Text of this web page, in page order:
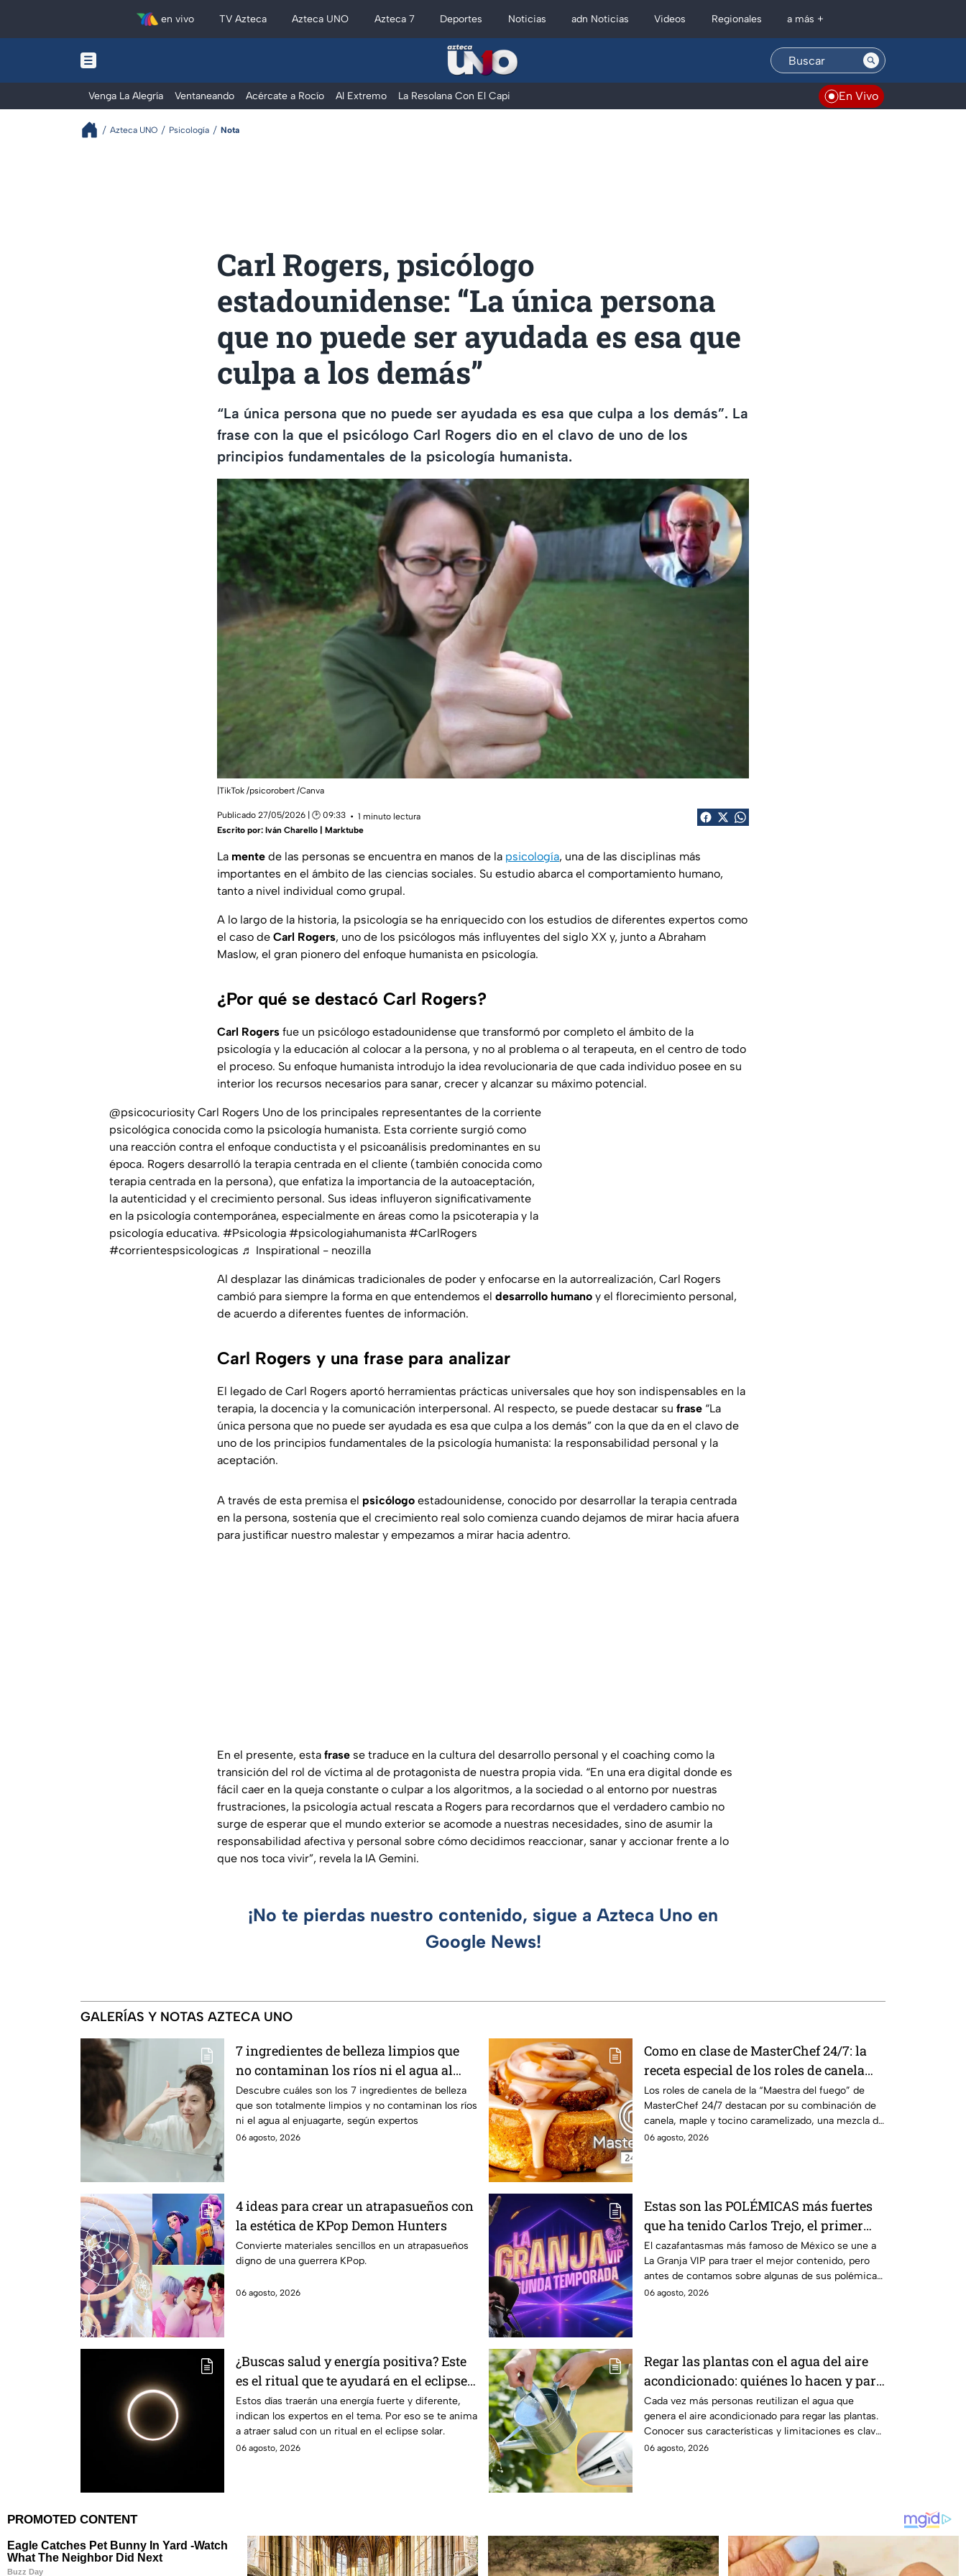
en vivo TV Azteca Azteca UNO Azteca 7 Deportes Noticias adn Noticias Videos Regionales a más +
Venga La Alegría Ventaneando Acércate a Rocío Al Extremo La Resolana Con El Capi En Vivo
Azteca UNO Psicología Nota
Carl Rogers, psicólogo
estadounidense: “La única persona
que no puede ser ayudada es esa que
culpa a los demás”
“La única persona que no puede ser ayudada es esa que culpa a los demás”. La
frase con la que el psicólogo Carl Rogers dio en el clavo de uno de los
principios fundamentales de la psicología humanista.
|TikTok /psicorobert /Canva
Publicado 27/05/2026 | 🕑 09:33
1 minuto lectura
Escrito por: Iván Charello | Marktube
La mente de las personas se encuentra en manos de la psicología, una de las disciplinas más
importantes en el ámbito de las ciencias sociales. Su estudio abarca el comportamiento humano,
tanto a nivel individual como grupal.
A lo largo de la historia, la psicología se ha enriquecido con los estudios de diferentes expertos como
el caso de Carl Rogers, uno de los psicólogos más influyentes del siglo XX y, junto a Abraham
Maslow, el gran pionero del enfoque humanista en psicología.
¿Por qué se destacó Carl Rogers?
Carl Rogers fue un psicólogo estadounidense que transformó por completo el ámbito de la
psicología y la educación al colocar a la persona, y no al problema o al terapeuta, en el centro de todo
el proceso. Su enfoque humanista introdujo la idea revolucionaria de que cada individuo posee en su
interior los recursos necesarios para sanar, crecer y alcanzar su máximo potencial.
@psicocuriosity Carl Rogers Uno de los principales representantes de la corriente
psicológica conocida como la psicología humanista. Esta corriente surgió como
una reacción contra el enfoque conductista y el psicoanálisis predominantes en su
época. Rogers desarrolló la terapia centrada en el cliente (también conocida como
terapia centrada en la persona), que enfatiza la importancia de la autoaceptación,
la autenticidad y el crecimiento personal. Sus ideas influyeron significativamente
en la psicología contemporánea, especialmente en áreas como la psicoterapia y la
psicología educativa. #Psicologia #psicologiahumanista #CarlRogers
#corrientespsicologicas ♬ Inspirational - neozilla
Al desplazar las dinámicas tradicionales de poder y enfocarse en la autorrealización, Carl Rogers
cambió para siempre la forma en que entendemos el desarrollo humano y el florecimiento personal,
de acuerdo a diferentes fuentes de información.
Carl Rogers y una frase para analizar
El legado de Carl Rogers aportó herramientas prácticas universales que hoy son indispensables en la
terapia, la docencia y la comunicación interpersonal. Al respecto, se puede destacar su frase “La
única persona que no puede ser ayudada es esa que culpa a los demás” con la que da en el clavo de
uno de los principios fundamentales de la psicología humanista: la responsabilidad personal y la
aceptación.
A través de esta premisa el psicólogo estadounidense, conocido por desarrollar la terapia centrada
en la persona, sostenía que el crecimiento real solo comienza cuando dejamos de mirar hacia afuera
para justificar nuestro malestar y empezamos a mirar hacia adentro.
En el presente, esta frase se traduce en la cultura del desarrollo personal y el coaching como la
transición del rol de víctima al de protagonista de nuestra propia vida. “En una era digital donde es
fácil caer en la queja constante o culpar a los algoritmos, a la sociedad o al entorno por nuestras
frustraciones, la psicología actual rescata a Rogers para recordarnos que el verdadero cambio no
surge de esperar que el mundo exterior se acomode a nuestras necesidades, sino de asumir la
responsabilidad afectiva y personal sobre cómo decidimos reaccionar, sanar y accionar frente a lo
que nos toca vivir”, revela la IA Gemini.
¡No te pierdas nuestro contenido, sigue a Azteca Uno en
Google News!
GALERÍAS Y NOTAS AZTECA UNO
7 ingredientes de belleza limpios que
no contaminan los ríos ni el agua al
enjuagarte
Descubre cuáles son los 7 ingredientes de belleza
que son totalmente limpios y no contaminan los ríos
ni el agua al enjuagarte, según expertos
06 agosto, 2026
Como en clase de MasterChef 24/7: la
receta especial de los roles de canela
con tocino de la Chef Lili
Los roles de canela de la “Maestra del fuego” de
MasterChef 24/7 destacan por su combinación de
canela, maple y tocino caramelizado, una mezcla de
sabores dulces y salados.
06 agosto, 2026
4 ideas para crear un atrapasueños con
la estética de KPop Demon Hunters
Convierte materiales sencillos en un atrapasueños
digno de una guerrera KPop.
06 agosto, 2026
Estas son las POLÉMICAS más fuertes
que ha tenido Carlos Trejo, el primer
granjero de La Granja VIP Segunda
Temporada
El cazafantasmas más famoso de México se une a
La Granja VIP para traer el mejor contenido, pero
antes de contamos sobre algunas de sus polémicas
más famosas.
06 agosto, 2026
¿Buscas salud y energía positiva? Este
es el ritual que te ayudará en el eclipse
solar
Estos días traerán una energía fuerte y diferente,
indican los expertos en el tema. Por eso se te anima
a atraer salud con un ritual en el eclipse solar.
06 agosto, 2026
Regar las plantas con el agua del aire
acondicionado: quiénes lo hacen y para
qué sirve
Cada vez más personas reutilizan el agua que
genera el aire acondicionado para regar las plantas.
Conocer sus características y limitaciones es clave
para aprovechar este recurso de forma segura.
06 agosto, 2026